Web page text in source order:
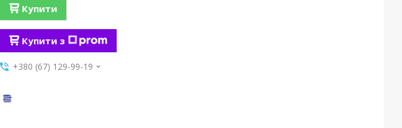
Купити
Купити з
+380 (67) 129-99-19